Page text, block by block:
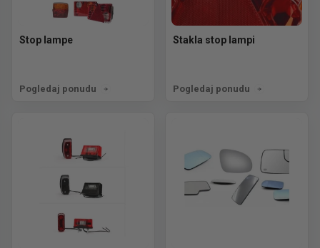
Stop lampe
Pogledaj ponudu
Stakla stop lampi
Pogledaj ponudu